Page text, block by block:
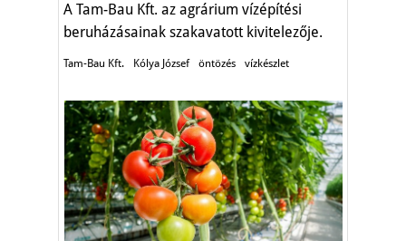
A Tam-Bau Kft. az agrárium vízépítési
beruházásainak szakavatott kivitelezője.
Tam-Bau Kft. Kólya József öntözés vízkészlet